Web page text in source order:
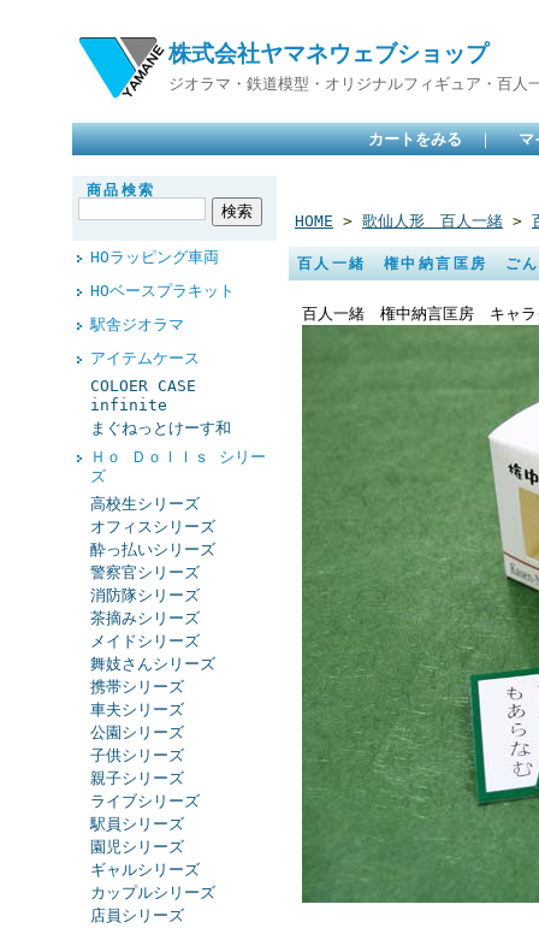
株式会社ヤマネウェブショップ
ジオラマ・鉄道模型・オリジナルフィギュア・百人
カートをみる ｜ マ
商品検索
HOラッピング車両
HOベースプラキット
駅舎ジオラマ
アイテムケース
COLOER CASE
infinite
まぐねっとけーす和
Ｈｏ Ｄｏｌｌｓ シリー
ズ
高校生シリーズ
オフィスシリーズ
酔っ払いシリーズ
警察官シリーズ
消防隊シリーズ
茶摘みシリーズ
メイドシリーズ
舞妓さんシリーズ
携帯シリーズ
車夫シリーズ
公園シリーズ
子供シリーズ
親子シリーズ
ライブシリーズ
駅員シリーズ
園児シリーズ
ギャルシリーズ
カップルシリーズ
店員シリーズ
HOME > 歌仙人形 百人一緒 >
百人一緒 権中納言匡房 ごん
百人一緒 権中納言匡房 キャラ